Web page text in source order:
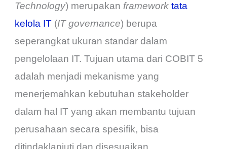
Technology) merupakan framework tata
kelola IT (IT governance) berupa
seperangkat ukuran standar dalam
pengelolaan IT. Tujuan utama dari COBIT 5
adalah menjadi mekanisme yang
menerjemahkan kebutuhan stakeholder
dalam hal IT yang akan membantu tujuan
perusahaan secara spesifik, bisa
ditindaklanjuti dan disesuaikan.